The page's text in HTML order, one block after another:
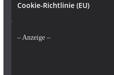
Cookie-Richtlinie (EU)
– Anzeige –